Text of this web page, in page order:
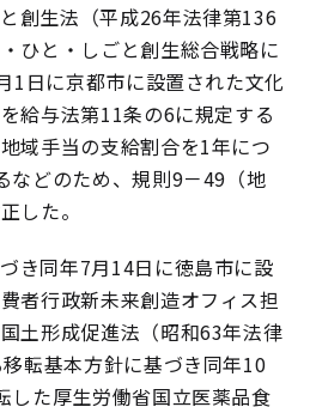
創生法（平成26年法律第136
ひと・しごと創生総合戦略に
1日に京都市に設置された文化
給与法第11条の6に規定する
域手当の支給割合を1年につ
などのため、規則9－49（地
した。
き同年7月14日に徳島市に設
者行政新未来創造オフィス担
土形成促進法（昭和63年法律
転基本方針に基づき同年10
した厚生労働省国立医薬品食